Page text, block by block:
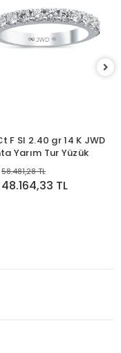
F SI 2.40 gr 14 K JWD
Yarım Tur Yüzük
58.481,28 TL
48.164,33 TL